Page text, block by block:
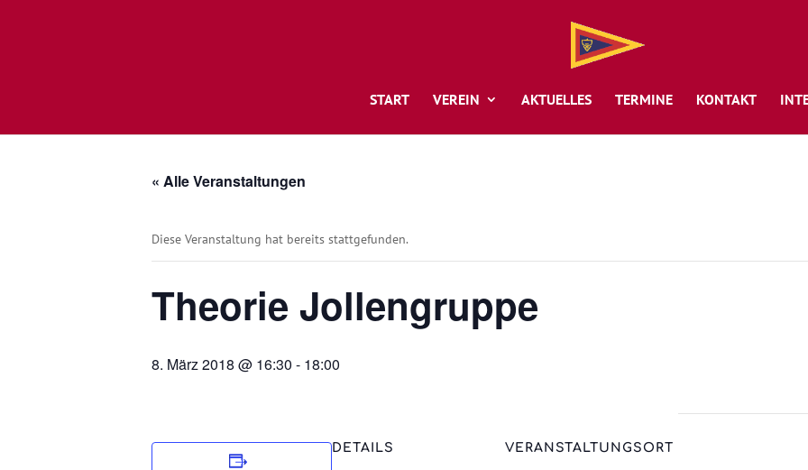
START VEREIN AKTUELLES TERMINE KONTAKT
« Alle Veranstaltungen
Diese Veranstaltung hat bereits stattgefunden.
Theorie Jollengruppe
8. März 2018 @ 16:30 - 18:00
DETAILS VERANSTALTUNGSORT